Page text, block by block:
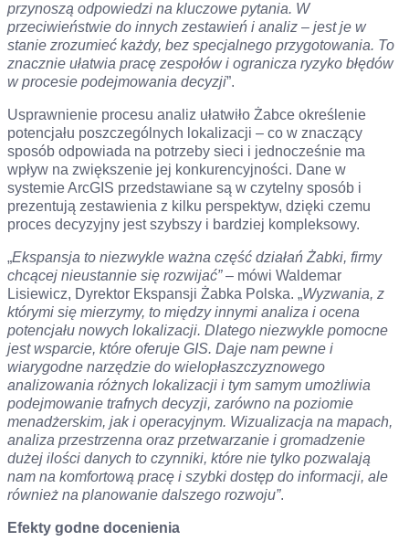
przynoszą odpowiedzi na kluczowe pytania. W
przeciwieństwie do innych zestawień i analiz – jest je w
stanie zrozumieć każdy, bez specjalnego przygotowania. To
znacznie ułatwia pracę zespołów i ogranicza ryzyko błędów
w procesie podejmowania decyzji”.
Usprawnienie procesu analiz ułatwiło Żabce określenie
potencjału poszczególnych lokalizacji – co w znaczący
sposób odpowiada na potrzeby sieci i jednocześnie ma
wpływ na zwiększenie jej konkurencyjności. Dane w
systemie ArcGIS przedstawiane są w czytelny sposób i
prezentują zestawienia z kilku perspektyw, dzięki czemu
proces decyzyjny jest szybszy i bardziej kompleksowy.
„Ekspansja to niezwykle ważna część działań Żabki, firmy
chcącej nieustannie się rozwijać”– mówi Waldemar
Lisiewicz, Dyrektor Ekspansji Żabka Polska. „Wyzwania, z
którymi się mierzymy, to między innymi analiza i ocena
potencjału nowych lokalizacji. Dlatego niezwykle pomocne
jest wsparcie, które oferuje GIS. Daje nam pewne i
wiarygodne narzędzie do wielopłaszczyznowego
analizowania różnych lokalizacji i tym samym umożliwia
podejmowanie trafnych decyzji, zarówno na poziomie
menadżerskim, jak i operacyjnym. Wizualizacja na mapach,
analiza przestrzenna oraz przetwarzanie i gromadzenie
dużej ilości danych to czynniki, które nie tylko pozwalają
nam na komfortową pracę i szybki dostęp do informacji, ale
również na planowanie dalszego rozwoju”.
Efekty godne docenienia